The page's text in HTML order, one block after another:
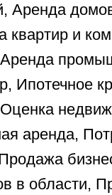
Аренда
квартир и
Ипотечное
аренда,
в области,